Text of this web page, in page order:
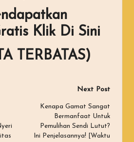
Klik Di Sini
TERBATAS)
Next Post
Kenapa Gamat Sangat
Bermanfaat Untuk
Pemulihan Sendi Lutut?
Ini Penjelasannya! [Waktu